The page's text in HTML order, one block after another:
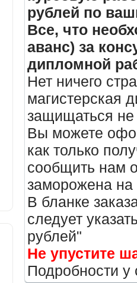
рублей по
Все, что
аванс) за
дипломной
Нет ничего
магистерская
защищаться не
Вы можете
как только
сообщить нам
заморожена
В бланке
следует
рублей"
Не упустите
Подробности